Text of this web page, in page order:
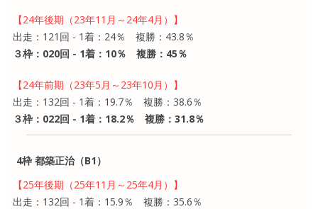
【24年後期（23年11月～24年4月）】
出走：121回 - 1着：24％ 複勝：43.8％
３枠：020回 - 1着：10％ 複勝：45％
【24年前期（23年5月～23年10月）】
出走：132回 - 1着：19.7％ 複勝：38.6％
３枠：022回 - 1着：18.2％ 複勝：31.8％
4枠 都築正治（B1）
【25年後期（25年11月～25年4月）】
出走：132回 - 1着：15.9％ 複勝：35.6％